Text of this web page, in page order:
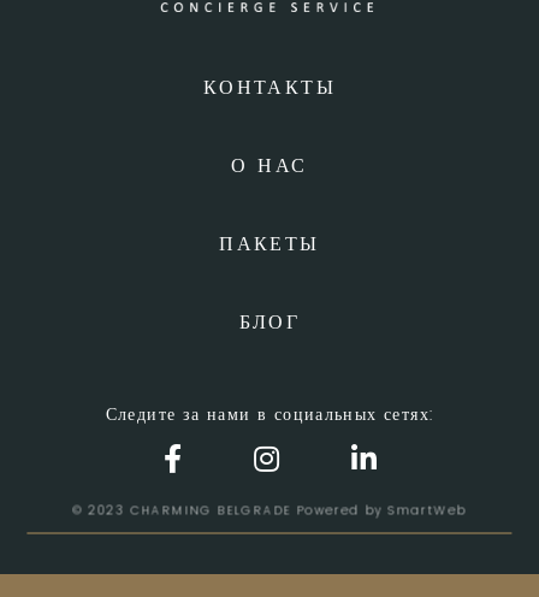
Следите за нами в социальных сетях:
© 2023 CHARMING BELGRADE Powered bySmartWeb
КОНТАКТЫ
О НАС
ПАКЕТЫ
БЛОГ